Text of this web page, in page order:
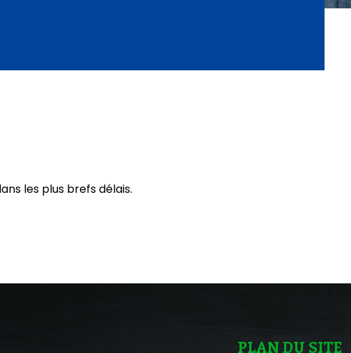
les plus brefs délais.
PLAN DU SITE